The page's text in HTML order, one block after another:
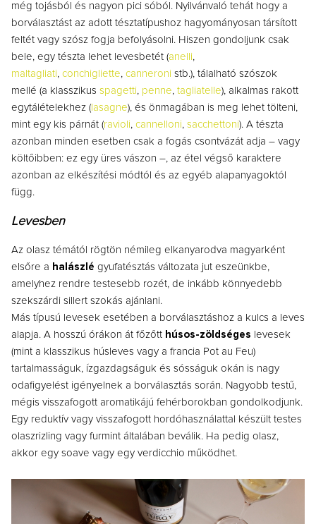
még tojásból és nagyon pici sóból. Nyilvánvaló tehát hogy a
borválasztást az adott tésztatípushoz hagyományosan társított
feltét vagy szósz fogja befolyásolni. Hiszen gondoljunk csak
bele, egy tészta lehet levesbetét (anelli,
maltagliati, conchigliette, canneroni stb.), tálalható szószok
mellé (a klasszikus spagetti, penne, tagliatelle), alkalmas rakott
egytálételekhez ( lasagne), és önmagában is meg lehet tölteni,
mint egy kis párnát (ravioli, cannelloni, sacchettoni). A tészta
azonban minden esetben csak a fogás csontvázát adja – vagy
költőibben: ez egy üres vászon –, az étel végső karaktere
azonban az elkészítési módtól és az egyéb alapanyagoktól
függ.
Levesben
Az olasz témától rögtön némileg elkanyarodva magyarként
elsőre a halászlé gyufatésztás változata jut eszeünkbe,
amelyhez rendre testesebb rozét, de inkább könnyedebb
szekszárdi sillert szokás ajánlani.
Más típusú levesek esetében a borválasztáshoz a kulcs a leves
alapja. A hosszú órákon át főzőtt húsos-zöldséges levesek
(mint a klasszikus húsleves vagy a francia Pot au Feu)
tartalmasságuk, ízgazdagságuk és sósságuk okán is nagy
odafigyelést igényelnek a borválasztás során. Nagyobb testű,
mégis visszafogott aromatikájú fehérborokban gondolkodjunk.
Egy reduktív vagy visszafogott hordóhasználattal készült testes
olaszrizling vagy furmint általában beválik. Ha pedig olasz,
akkor egy soave vagy egy verdicchio működhet.